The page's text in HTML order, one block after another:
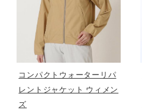
ウィンタースポーツ
ワーキング
コンパクトウォーターリパ
レントジャケット ウィメン
ズ